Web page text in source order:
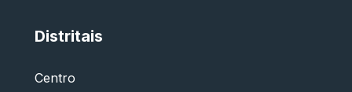
Distritais
Centro